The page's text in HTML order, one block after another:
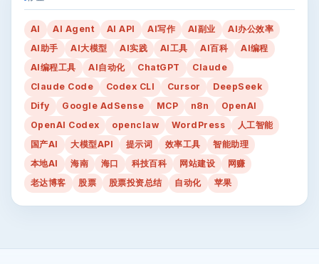
AI AI Agent AI API AI写作 AI副业
AI办公效率
AI助手
AI大模型 AI实践 AI工具 AI百科
AI编程
AI编程工具
AI自动化 ChatGPT
Claude
Claude Code
Codex CLI Cursor
DeepSeek
Dify
Google AdSense MCP n8n
OpenAI
OpenAI Codex
openclaw WordPress
人工智能
国产AI
大模型API 提示词 效率工具
智能助理
本地AI
海南 海口 科技百科 网站建设
网赚
老达博客
股票 股票投资总结 自动化 苹果